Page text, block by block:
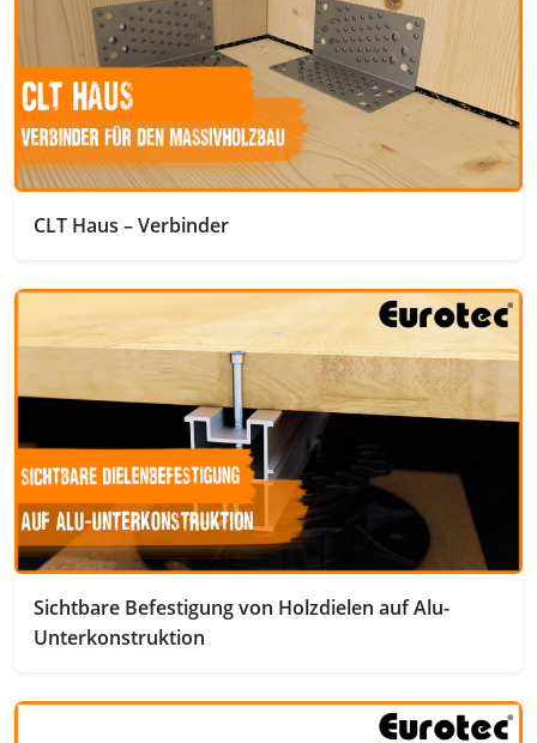
CLT Haus – Verbinder
Sichtbare Befestigung von Holzdielen auf Alu-
Unterkonstruktion